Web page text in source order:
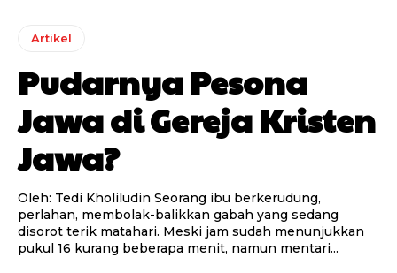
Artikel
Pudarnya Pesona
Jawa di Gereja Kristen
Jawa?
Oleh: Tedi Kholiludin Seorang ibu berkerudung,
perlahan, membolak-balikkan gabah yang sedang
disorot terik matahari. Meski jam sudah menunjukkan
pukul 16 kurang beberapa menit, namun mentari...